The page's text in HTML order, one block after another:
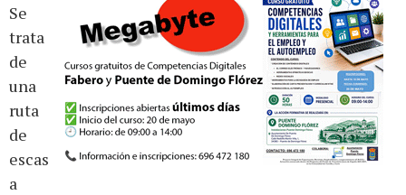
Se
trata
de
una
ruta
de
escas
a